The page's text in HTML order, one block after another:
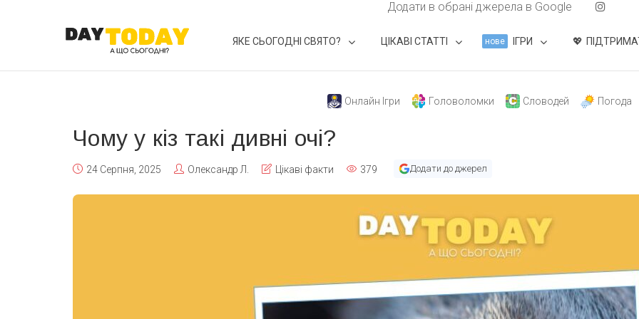
Додати в обрані джерела в Google
ЯКЕ СЬОГОДНІ СВЯТО? ЦІКАВІ СТАТТІ нове ІГРИ
Онлайн Ігри Головоломки Словодей Погода
Чому у кіз такі дивні очі?
24 Серпня, 2025 Олександр Л. Цікаві факти 379 Додати до джерел